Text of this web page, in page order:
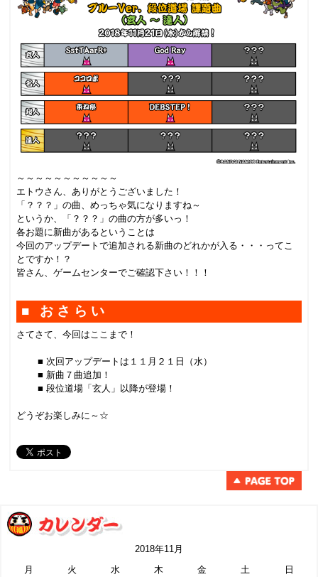
～～～～～～～～～～～
エトウさん、ありがとうございました！
「？？？」の曲、めっちゃ気になりますね～
というか、「？？？」の曲の方が多いっ！
各お題に新曲があるということは
今回のアップデートで追加される新曲のどれかが入る・・・ってこ
とですか！？
皆さん、ゲームセンターでご確認下さい！！！
■ おさらい
さてさて、今回はここまで！
■ 次回アップデートは１１月２１日（水）
■ 新曲７曲追加！
■ 段位道場「玄人」以降が登場！
どうぞお楽しみに～☆
2018年11月
月
火 水 木 金 土
日